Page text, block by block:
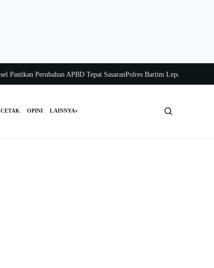
Perubahan APBD Tepat SasaranPolres Bartim Lepas Bakti Sosial
OPINI LAINNYA▾